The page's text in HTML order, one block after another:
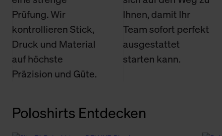
Prüfung. Wir
kontrollieren Stick,
Druck und Material
auf höchste
Präzision und Güte.
Ihnen, damit Ihr
Team sofort perfekt
ausgestattet
starten kann.
Poloshirts Entdecken